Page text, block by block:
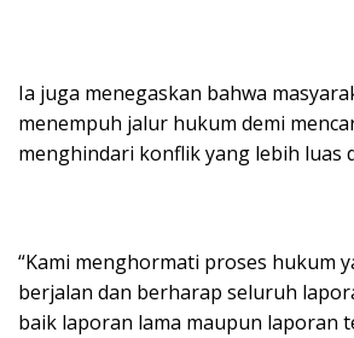
Ia juga menegaskan bahwa
menempuh jalur hukum demi
menghindari konflik yang lebih luas
“Kami menghormati proses hukum
berjalan dan berharap seluruh
baik laporan lama maupun laporan